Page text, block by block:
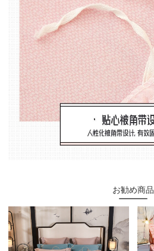
お勧め商品